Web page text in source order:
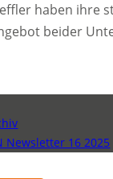
haben ihre
beider
Newsletter 16 2025